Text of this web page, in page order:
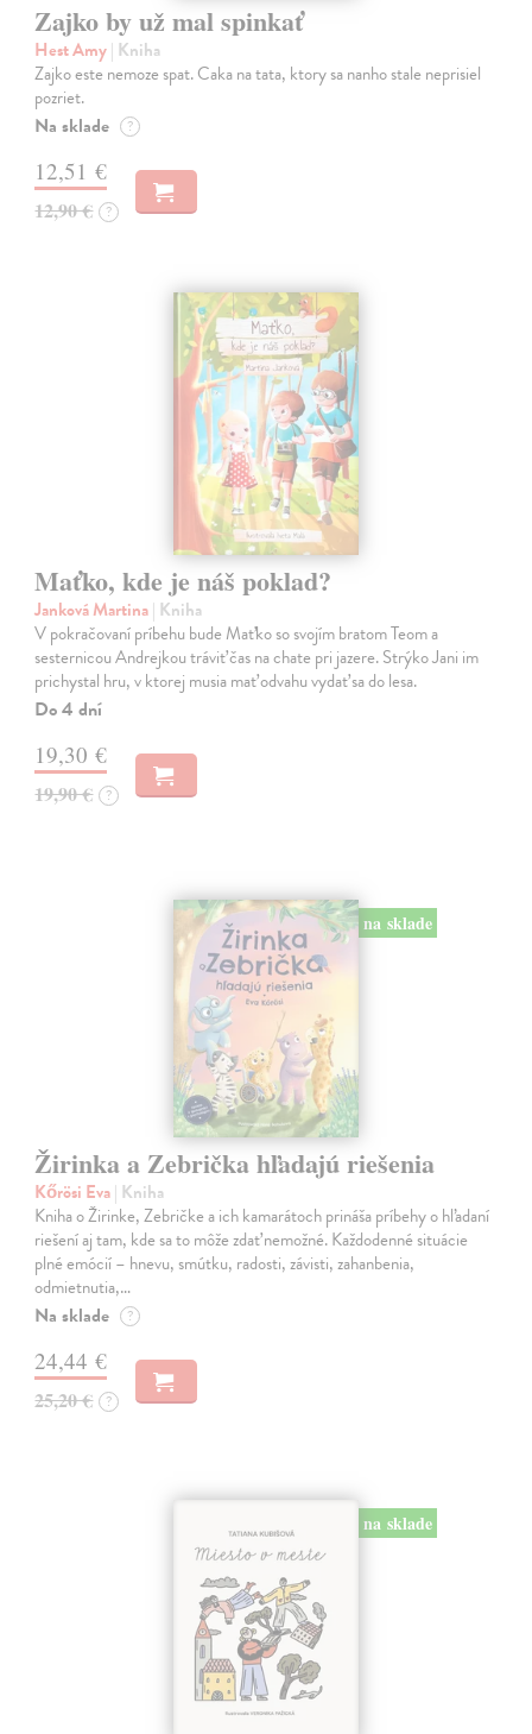
Zajko by už mal spinkať
Hest Amy| Kniha
Zajko este nemoze spat. Caka na tata, ktory sa nanho stale neprisiel
pozriet.
Na sklade ?
12,51 €
12,90 € ?
Maťko, kde je náš poklad?
Janková Martina| Kniha
V pokračovaní príbehu bude Maťko so svojím bratom Teom a
sesternicou Andrejkou tráviť čas na chate pri jazere. Strýko Jani im
prichystal hru, v ktorej musia mať odvahu vydať sa do lesa.
Do 4 dní
19,30 €
19,90 € ?
na sklade
Žirinka a Zebrička hľadajú riešenia
Kőrösi Eva| Kniha
Kniha o Žirinke, Zebričke a ich kamarátoch prináša príbehy o hľadaní
riešení aj tam, kde sa to môže zdať nemožné. Každodenné situácie
plné emócií – hnevu, smútku, radosti, závisti, zahanbenia,
odmietnutia,…
Na sklade ?
24,44 €
25,20 € ?
na sklade